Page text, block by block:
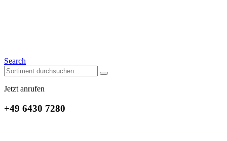
Search
Jetzt anrufen
+49 6430 7280